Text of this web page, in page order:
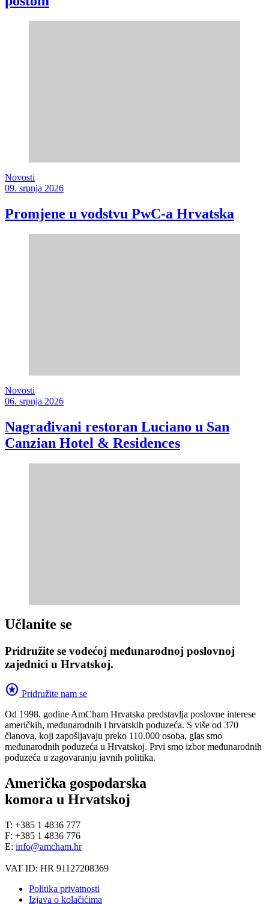
Novosti
09. srpnja 2026
Promjene u vodstvu PwC-a Hrvatska
Novosti
06. srpnja 2026
Nagrađivani restoran Luciano u San
Canzian Hotel & Residences
Učlanite se
Pridružite se vodećoj međunarodnoj poslovnoj
zajednici u Hrvatskoj.
stars Pridružite nam se
Od 1998. godine AmCham Hrvatska predstavlja poslovne interese
američkih, međunarodnih i hrvatskih poduzeća. S više od 370
članova, koji zapošljavaju preko 110.000 osoba, glas smo
međunarodnih poduzeća u Hrvatskoj. Prvi smo izbor međunarodnih
poduzeća u zagovaranju javnih politika.
Američka gospodarska
komora u Hrvatskoj
T: +385 1 4836 777
F: +385 1 4836 776
E: info@amcham.hr
VAT ID: HR 91127208369
Politika privatnosti
Izjava o kolačićima